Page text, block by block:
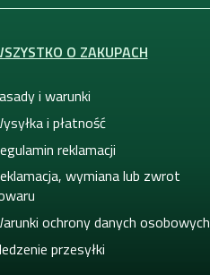
O ZAKUPACH
i warunki
i płatność
reklamacji
wymiana lub zwrot
ochrony danych osobowych
przesyłki